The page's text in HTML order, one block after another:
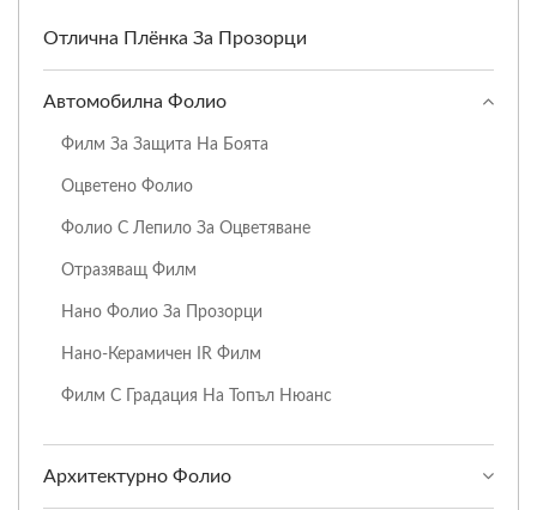
Отлична Плёнка За Прозорци
Автомобилна Фолио
Филм За Защита На Боята
Оцветено Фолио
Фолио С Лепило За Оцветяване
Отразяващ Филм
Нано Фолио За Прозорци
Нано-Керамичен IR Филм
Филм С Градация На Топъл Нюанс
Архитектурно Фолио